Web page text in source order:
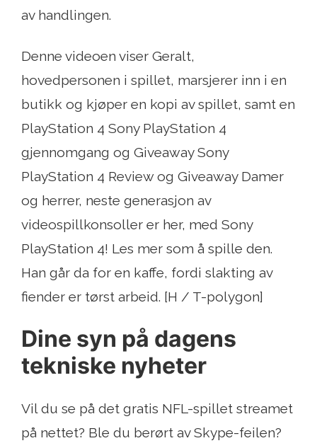
av handlingen.
Denne videoen viser Geralt,
hovedpersonen i spillet, marsjerer inn i en
butikk og kjøper en kopi av spillet, samt en
PlayStation 4 Sony PlayStation 4
gjennomgang og Giveaway Sony
PlayStation 4 Review og Giveaway Damer
og herrer, neste generasjon av
videospillkonsoller er her, med Sony
PlayStation 4! Les mer som å spille den.
Han går da for en kaffe, fordi slakting av
fiender er tørst arbeid. [H / T-polygon]
Dine syn på dagens
tekniske nyheter
Vil du se på det gratis NFL-spillet streamet
på nettet? Ble du berørt av Skype-feilen?